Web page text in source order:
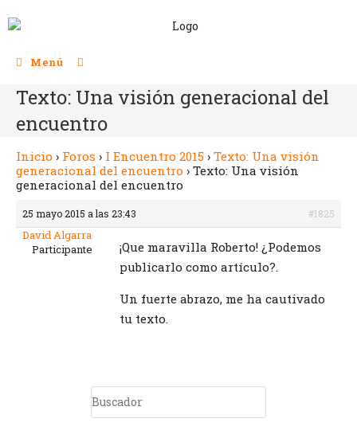
Menú
Texto: Una visión generacional del
encuentro
Inicio › Foros › I Encuentro 2015 › Texto: Una visión
generacional del encuentro › Texto: Una visión
generacional del encuentro
25 mayo 2015 a las 23:43 #1825
David Algarra
Participante
¡Que maravilla Roberto! ¿Podemos
publicarlo como artículo?.
Un fuerte abrazo, me ha cautivado
tu texto.